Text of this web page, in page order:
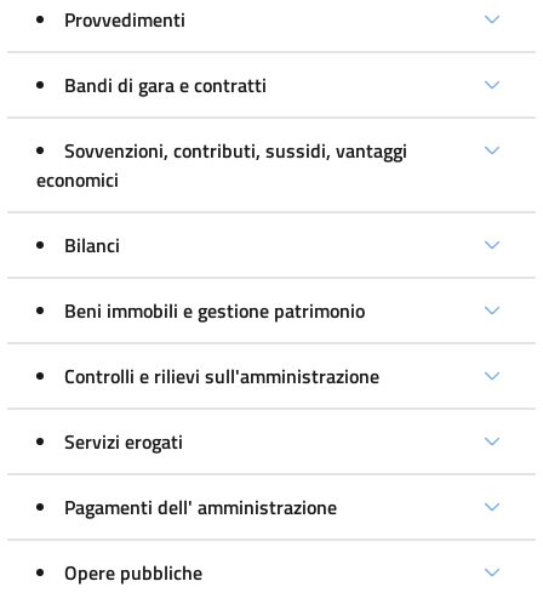
Provvedimenti
Bandi di gara e contratti
Sovvenzioni, contributi, sussidi, vantaggi
economici
Bilanci
Beni immobili e gestione patrimonio
Controlli e rilievi sull'amministrazione
Servizi erogati
Pagamenti dell' amministrazione
Opere pubbliche